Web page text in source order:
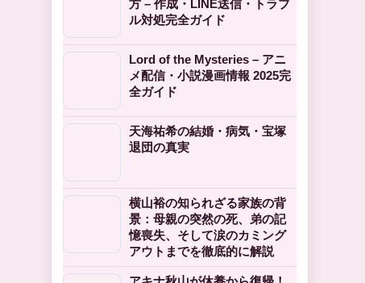
方 – 作成・LINE送信・トラブ
ル対処完全ガイド
Lord of the Mysteries – アニ
メ配信・小説漫画情報 2025完
全ガイド
天海祐希の結婚・病気・宝塚
退団の真実
横山裕の知られざる家族の背
景：母親の突然の死、弟の記
憶喪失、そして涙のカミング
アウトまでを徹底的に解説